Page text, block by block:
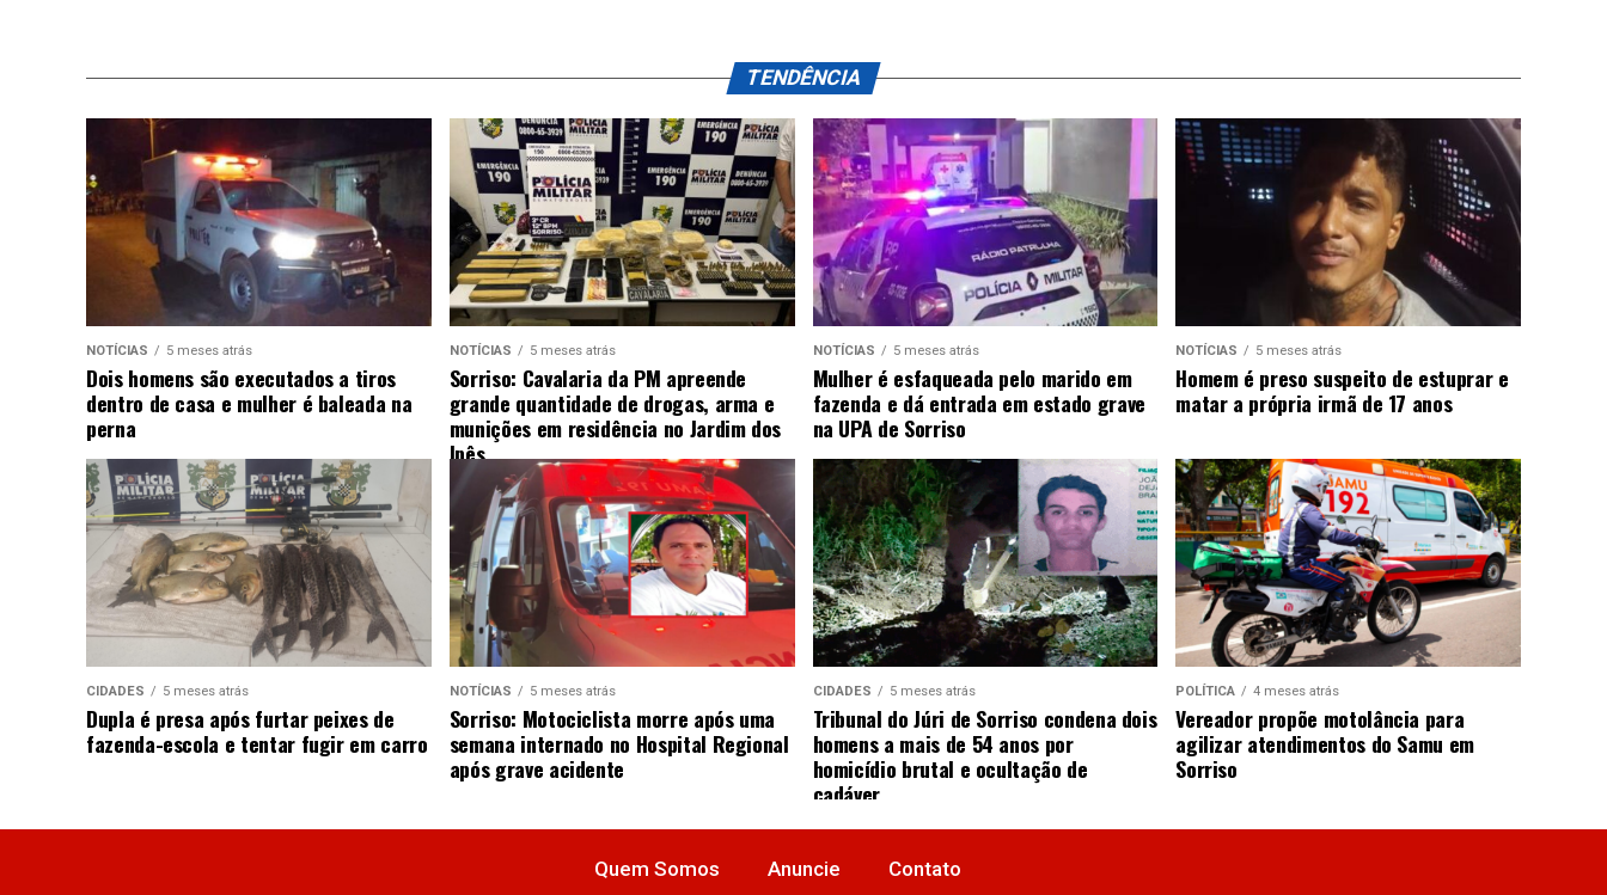
TENDÊNCIA
NOTÍCIAS 5 meses atrás
Dois homens são executados a tiros
dentro de casa e mulher é baleada na
perna
NOTÍCIAS 5 meses atrás
Sorriso: Cavalaria da PM apreende
grande quantidade de drogas, arma e
munições em residência no Jardim dos
Ipês
NOTÍCIAS 5 meses atrás
Mulher é esfaqueada pelo marido em
fazenda e dá entrada em estado grave
na UPA de Sorriso
NOTÍCIAS 5 meses atrás
Homem é preso suspeito de estuprar e
matar a própria irmã de 17 anos
CIDADES 5 meses atrás
Dupla é presa após furtar peixes de
fazenda-escola e tentar fugir em carro
NOTÍCIAS 5 meses atrás
Sorriso: Motociclista morre após uma
semana internado no Hospital Regional
após grave acidente
CIDADES 5 meses atrás
Tribunal do Júri de Sorriso condena dois
homens a mais de 54 anos por
homicídio brutal e ocultação de
cadáver
POLÍTICA 4 meses atrás
Vereador propõe motolância para
agilizar atendimentos do Samu em
Sorriso
Quem Somos Anuncie Contato